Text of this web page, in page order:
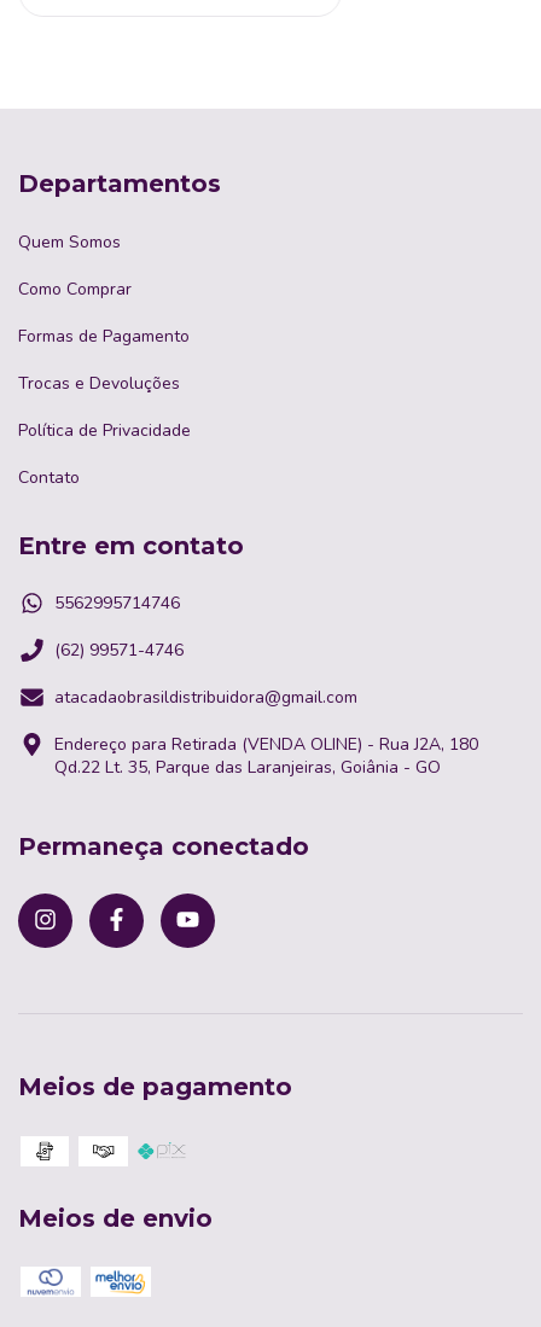
Departamentos
Quem Somos
Como Comprar
Formas de Pagamento
Trocas e Devoluções
Política de Privacidade
Contato
Entre em contato
5562995714746
(62) 99571-4746
atacadaobrasildistribuidora@gmail.com
Endereço para Retirada (VENDA OLINE) - Rua J2A, 180
Qd.22 Lt. 35, Parque das Laranjeiras, Goiânia - GO
Permaneça conectado
Meios de pagamento
Meios de envio